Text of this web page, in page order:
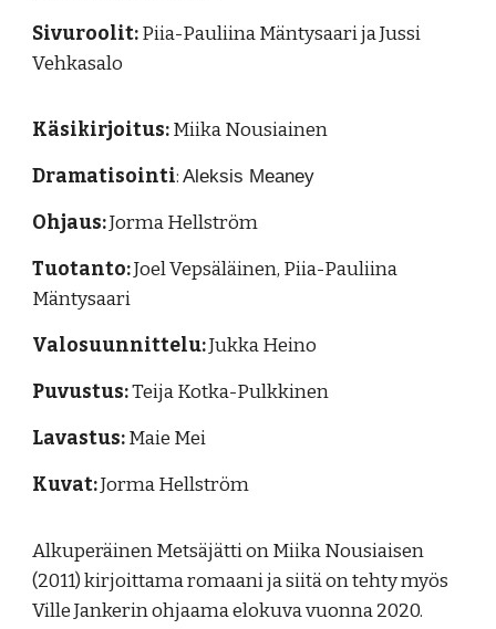
Sivuroolit:Piia-Pauliina Mäntysaari jaJussi
Vehkasalo
Käsikirjoitus:Miika Nousiainen
Dramatisointi:Aleksis Meaney
Ohjaus:Jorma Hellström
Tuotanto:Joel Vepsäläinen, Piia-Pauliina
Mäntysaari
Valosuunnittelu:Jukka Heino
Puvustus:Teija Kotka-Pulkkinen
Lavastus:Maie Mei
Kuvat:Jorma Hellström
Alkuperäinen Metsäjätti on Miika Nousiaisen
(2011) kirjoittama romaani ja siitä on tehty myös
Ville Jankerin ohjaama elokuva vuonna 2020.